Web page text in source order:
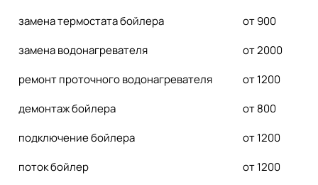
замена термостата бойлера
от 900
замена водонагревателя
от 2000
ремонт проточного водонагревателя
от 1200
демонтаж бойлера
от 800
подключение бойлера
от 1200
поток бойлер
от 1200